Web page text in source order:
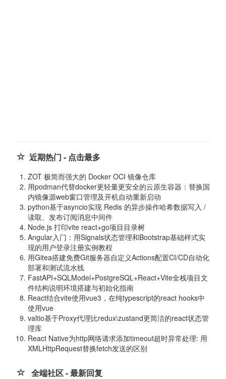
近期热门 - 点击最多
ZOT 极简而强大的 Docker OCI 镜像仓库
用podman代替docker更轻量更安全的云原生容器：替换国
内镜像源web窗口管理及开机自动重新启动
python基于asyncio实现 Redis 的异步操作哈希数据写入 /
读取、发布订阅消息中间件
Node.js 打印vite react+go项目目录树
Angular入门：用Signals状态管理和Bootstrap基础样式实
现的用户登录注册实例教程
用Gitea搭建免费Git服务器自定义Actions配置CI/CD自动化
部署和测试流水线
FastAPI+SQLModel+PostgreSQL+React+Vite全栈项目文
件结构说明环境搭建与初始化指南
React结合vite使用vue3，在纯typescript的react hooks中
使用vue
valtio基于Proxy代理比redux\zustand更简洁的react状态管
理库
React Native为http网络请求添加timeout超时异常处理: 用
XMLHttpRequest替换fetch发送的区别
全端社区 - 最新回复